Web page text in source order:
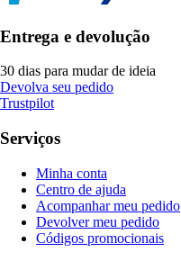
Entrega e devolução
30 dias para mudar de ideia
Devolva seu pedido
Trustpilot
Serviços
Minha conta
Centro de ajuda
Acompanhar meu pedido
Devolver meu pedido
Códigos promocionais